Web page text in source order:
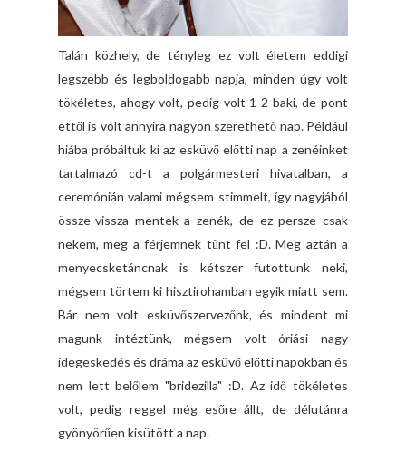
Talán közhely, de tényleg ez volt életem eddigi
legszebb és legboldogabb napja, minden úgy volt
tökéletes, ahogy volt, pedig volt 1-2 baki, de pont
ettől is volt annyira nagyon szerethető nap. Például
hiába próbáltuk ki az esküvő előtti nap a zenéinket
tartalmazó cd-t a polgármesteri hivatalban, a
ceremónián valami mégsem stimmelt, így nagyjából
össze-vissza mentek a zenék, de ez persze csak
nekem, meg a férjemnek tűnt fel :D. Meg aztán a
menyecsketáncnak is kétszer futottunk neki,
mégsem törtem ki hisztirohamban egyik miatt sem.
Bár nem volt esküvőszervezőnk, és mindent mi
magunk intéztünk, mégsem volt óriási nagy
idegeskedés és dráma az esküvő előtti napokban és
nem lett belőlem "bridezilla" :D. Az idő tökéletes
volt, pedig reggel még esőre állt, de délutánra
gyönyörűen kisütött a nap.